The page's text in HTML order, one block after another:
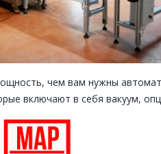
чем вам нужны
включают в себя вакуум,